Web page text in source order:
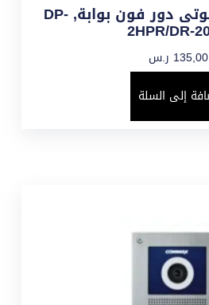
انتركم منزلي صوتى دور فون بوابة, DP-
2HPR/DR-
135,00 ر.س
إلى السلة